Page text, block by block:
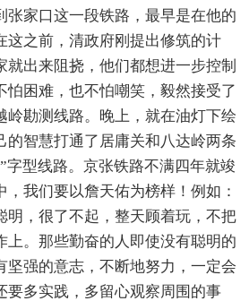
张家口这一段铁路，最早是在他的
这之前，清政府刚提出修筑的计
就出来阻挠，他们都想进一步控制
怕困难，也不怕嘲笑，毅然接受了
岭勘测线路。晚上，就在油灯下绘
的智慧打通了居庸关和八达岭两条
字型线路。京张铁路不满四年就竣
我们要以詹天佑为榜样！例如：
明，很了不起，整天顾着玩，不把
上。那些勤奋的人即使没有聪明的
坚强的意志，不断地努力，一定会
要多实践，多留心观察周围的事